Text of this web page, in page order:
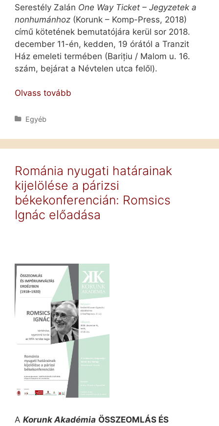
Serestély Zalán One Way Ticket – Jegyzetek a
nonhumánhoz (Korunk – Komp-Press, 2018)
című kötetének bemutatójára kerül sor 2018.
december 11-én, kedden, 19 órától a Tranzit
Ház emeleti termében (Barițiu / Malom u. 16.
szám, bejárat a Névtelen utca felől).
Olvass tovább
Kategória
Egyéb
Románia nyugati határainak
kijelölése a párizsi
békekonferencián: Romsics
Ignác előadása
A Korunk Akadémia ÖSSZEOMLÁS ÉS